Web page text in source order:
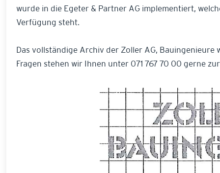
wurde in die Egeter & Partner AG implementiert,
Verfügung steht.
Das vollständige Archiv der Zoller AG,
Fragen stehen wir Ihnen unter 071 767 70 00 gerne